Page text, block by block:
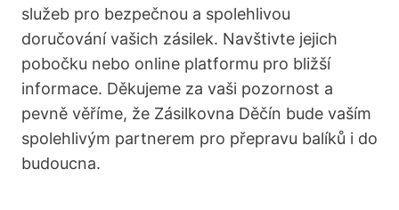
služeb pro bezpečnou a spolehlivou
doručování vašich zásilek. Navštivte jejich
pobočku nebo online platformu pro bližší
informace. Děkujeme za vaši pozornost a
pevně věříme, že Zásilkovna Děčín bude vaším
spolehlivým partnerem pro přepravu balíků i do
budoucna.